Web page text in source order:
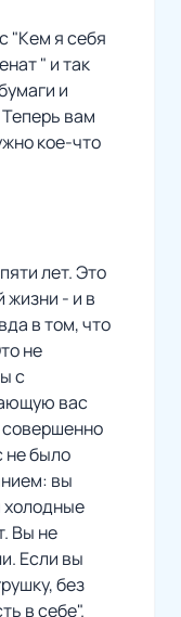
"Кем я себя
" и так
и
вам
кое-что
лет. Это
- и в
в том, что
не
с
вас
не было
вы
холодные
Вы не
Если вы
без
в себе".